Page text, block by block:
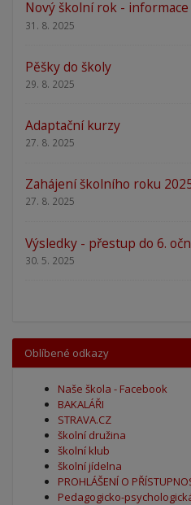
Nový školní rok - informace
31. 8. 2025
Pěšky do školy
29. 8. 2025
Adaptační kurzy
27. 8. 2025
Zahájení školního roku
27. 8. 2025
Výsledky - přestup do 6.
30. 5. 2025
Oblíbené odkazy
Naše škola - Facebook
BAKALÁŘI
STRAVA.CZ
školní družina
školní klub
školní jídelna
PROHLÁŠENÍ O
Pedagogicko-